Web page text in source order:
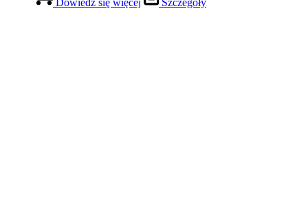
Dowiedz się więcej Szczegóły